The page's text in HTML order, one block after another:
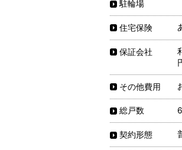
駐輪場
住宅保険
保証会社
その他費用
総戸数
契約形態